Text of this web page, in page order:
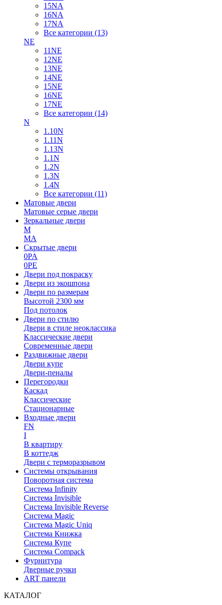
15NA
16NA
17NA
Все категории (13)
NE
11NE
12NE
13NE
14NE
15NE
16NE
17NE
Все категории (14)
N
1.10N
1.11N
1.13N
1.1N
1.2N
1.3N
1.4N
Все категории (11)
Матовые двери
Матовые серые двери
Зеркальные двери
M
MA
Скрытые двери
0PA
0PE
Двери под покраску
Двери из экошпона
Двери по размерам
Высотой 2300 мм
Под потолок
Двери по стилю
Двери в стиле неоклассика
Классические двери
Современные двери
Раздвижные двери
Двери купе
Двери-пеналы
Перегородки
Каскад
Классические
Стационарные
Входные двери
FN
I
В квартиру
В коттедж
Двери с терморазрывом
Системы открывания
Поворотная система
Система Infinity
Система Invisible
Система Invisible Reverse
Система Magic
Система Magic Uniq
Система Книжка
Система Купе
Система Compack
Фурнитура
Дверные ручки
ART панели
КАТАЛОГ